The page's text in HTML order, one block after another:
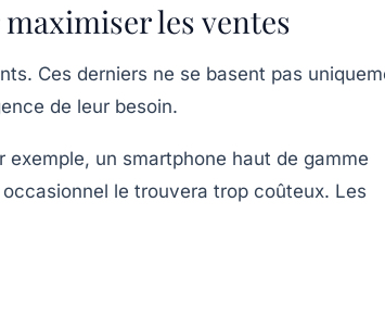
les ventes
Ces derniers ne se basent pas
de leur besoin.
un smartphone haut de gamme
le trouvera trop coûteux. Les